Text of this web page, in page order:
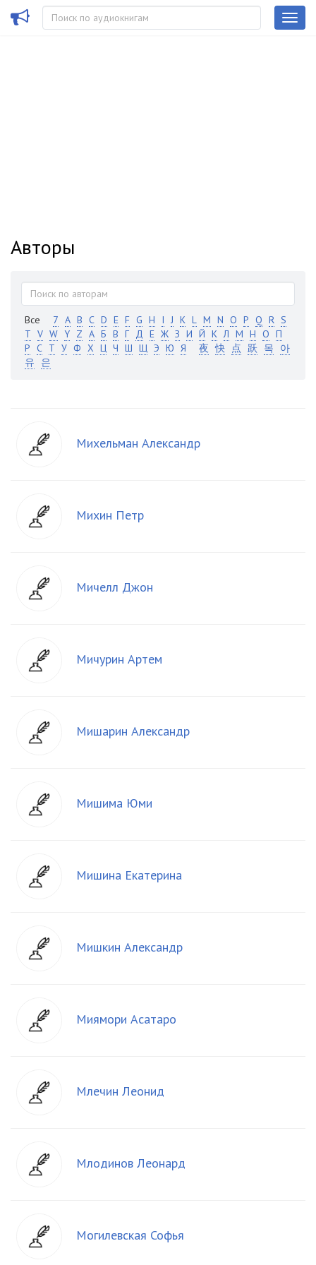
Авторы
Все 7 A B C D E F G H I J K L M N O P Q R S
T V W Y Z А Б В Г Д Е Ж З И Й К Л М Н О П
Р С Т У Ф Х Ц Ч Ш Щ Э Ю Я 夜 快 点 跃 목
아
유
은
Михельман Александр
Михин Петр
Мичелл Джон
Мичурин Артем
Мишарин Александр
Мишима Юми
Мишина Екатерина
Мишкин Александр
Миямори Асатаро
Млечин Леонид
Млодинов Леонард
Могилевская Софья